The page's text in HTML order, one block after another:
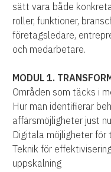
sätt vara både
roller, funktioner,
företagsledare,
och medarbetare.
MODUL 1.
Områden som täcks i
Hur man identifierar
affärsmöjligheter just nu
Digitala möjligheter
Teknik för
uppskalning